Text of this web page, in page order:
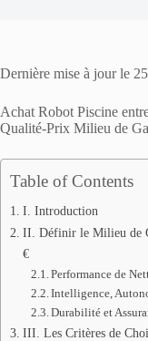
Dernière mise à jour le
Achat Robot Piscine
Qualité-Prix Milieu de
Table of Contents
I. Introduction
II. Définir le Milieu de
€
Performance de
Intelligence,
Durabilité et
III. Les Critères de